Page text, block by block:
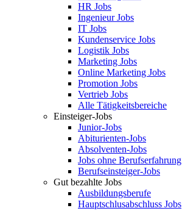
HR Jobs
Ingenieur Jobs
IT Jobs
Kundenservice Jobs
Logistik Jobs
Marketing Jobs
Online Marketing Jobs
Promotion Jobs
Vertrieb Jobs
Alle Tätigkeitsbereiche
Einsteiger-Jobs
Junior-Jobs
Abiturienten-Jobs
Absolventen-Jobs
Jobs ohne Berufserfahrung
Berufseinsteiger-Jobs
Gut bezahlte Jobs
Ausbildungsberufe
Hauptschlusabschluss Jobs